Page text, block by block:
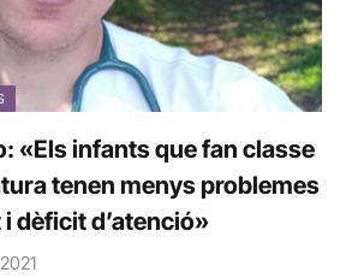
«Els infants que fan classe
tenen menys problemes
dèficit d’atenció»